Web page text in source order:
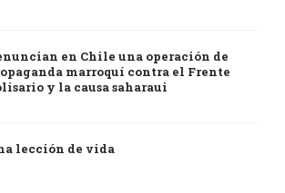
en Chile una operación de
marroquí contra el Frente
y la causa saharaui
lección de vida